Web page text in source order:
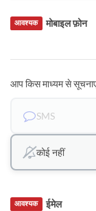
मोबाइल फ़ोन
आवश्यक
आप किस माध्यम से सूचनाएं
SMS
कोई नहीं
ईमेल
आवश्यक